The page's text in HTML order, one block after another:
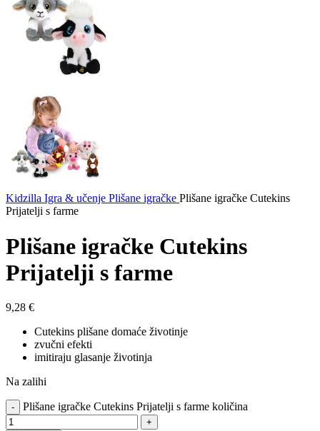
Kidzilla Igra & učenje Plišane igračke Plišane igračke Cutekins
Prijatelji s farme
Plišane igračke Cutekins
Prijatelji s farme
9,28 €
Cutekins plišane domaće životinje
zvučni efekti
imitiraju glasanje životinja
Na zalihi
Plišane igračke Cutekins Prijatelji s farme količina